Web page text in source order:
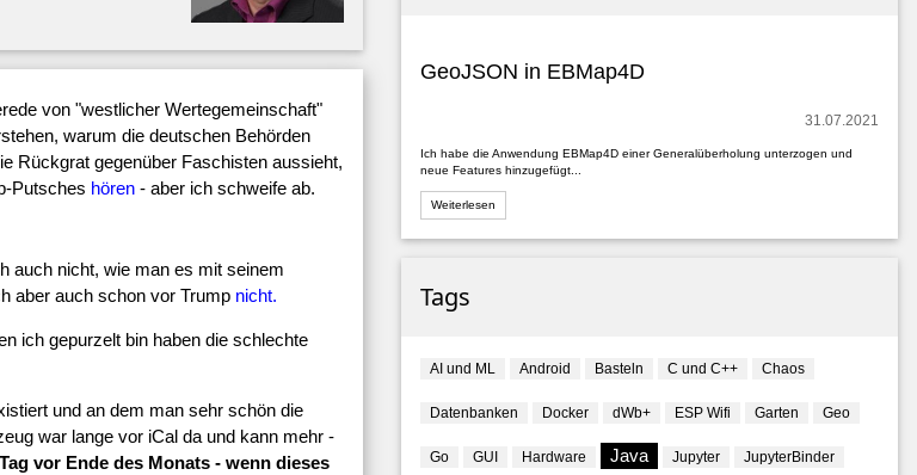
von "westlicher Wertegemeinschaft"
warum die deutschen Behörden
Rückgrat gegenüber Faschisten aussieht,
Putsches hören - aber ich schweife ab.
auch nicht, wie man es mit seinem
aber auch schon vor Trump nicht.
ich gepurzelt bin haben die schlechte
und an dem man sehr schön die
war lange vor iCal da und kann mehr -
vor Ende des Monats - wenn dieses
GeoJSON in EBMap4D
31.07.2021
Ich habe die Anwendung EBMap4D einer Generalüberholung unterzogen und
neue Features hinzugefügt...
Weiterlesen
Tags
AI und ML Android Basteln C und C++ Chaos
Datenbanken Docker dWb+ ESP Wifi Garten Geo
Go GUI Hardware Java Jupyter JupyterBinder